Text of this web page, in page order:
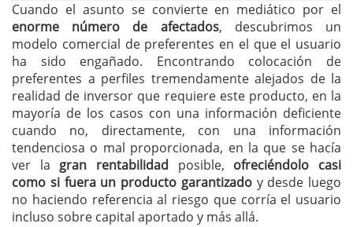
Cuando el asunto se convierte en mediático por el
enorme número de afectados, descubrimos un
modelo comercial de preferentes en el que el usuario
ha sido engañado. Encontrando colocación de
preferentes a perfiles tremendamente alejados de la
realidad de inversor que requiere este producto, en la
mayoría de los casos con una información deficiente
cuando no, directamente, con una información
tendenciosa o mal proporcionada, en la que se hacía
ver la gran rentabilidad posible, ofreciéndolo casi
como si fuera un producto garantizadoy desde luego
no haciendo referencia al riesgo que corría el usuario
incluso sobre capital aportado y más allá.